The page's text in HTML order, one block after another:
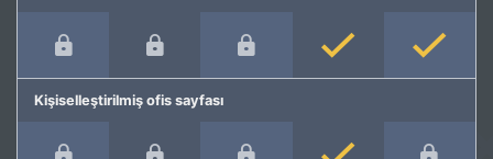
Kişiselleştirilmiş ofis sayfası